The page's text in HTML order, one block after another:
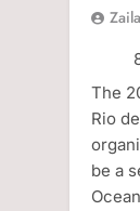
The
Rio
be a